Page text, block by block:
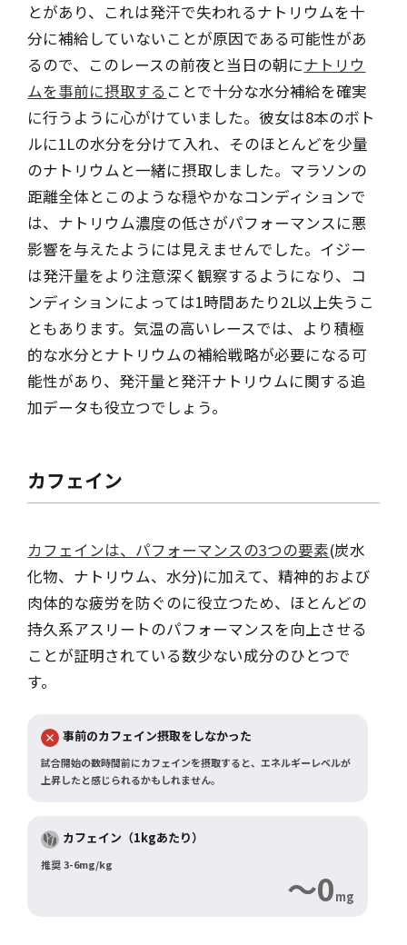
とがあり、これは発汗で失われるナトリウムを十
分に補給していないことが原因である可能性があ
るので、このレースの前夜と当日の朝にナトリウ
ムを事前に摂取する ことで十分な水分補給を確実
に行うように心がけていました。彼女は8本のボト
ルに1Lの水分を分けて入れ、そのほとんどを少量
のナトリウムと一緒に摂取しました。マラソンの
距離全体とこのような穏やかなコンディションで
は、ナトリウム濃度の低さがパフォーマンスに悪
影響を与えたようには見えませんでした。イジー
は発汗量をより注意深く観察するようになり、コ
ンディションによっては1時間あたり2L以上失うこ
ともあります。気温の高いレースでは、より積極
的な水分とナトリウムの補給戦略が必要になる可
能性があり、発汗量と発汗ナトリウムに関する追
加データも役立つでしょう。
カフェイン
カフェインは、パフォーマンスの3つの要素(炭水
化物、ナトリウム、水分)に加えて、精神的および
肉体的な疲労を防ぐのに役立つため、ほとんどの
持久系アスリートのパフォーマンスを向上させる
ことが証明されている数少ない成分のひとつで
す。
事前のカフェイン摂取をしなかった
試合開始の数時間前にカフェインを摂取すると、エネルギーレベルが
上昇したと感じられるかもしれません。
カフェイン（1kgあたり）
推奨 3-6mg/kg
～0mg